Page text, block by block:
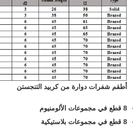
أطقم شفرات دوارة من كربيد التنجستن
8 قطع في مجموعات الألومنيوم
8 قطع في مجموعات بلاستيكية